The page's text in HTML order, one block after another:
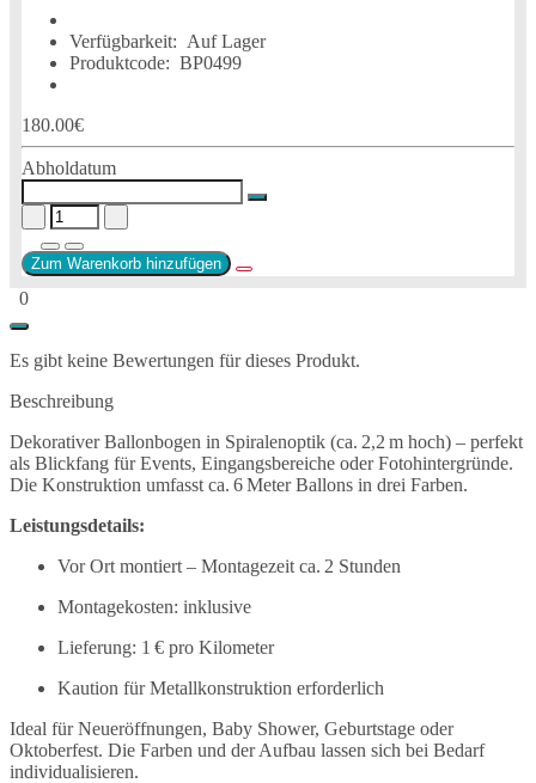
Verfügbarkeit: Auf Lager
Produktcode: BP0499
180.00€
Abholdatum
Zum Warenkorb hinzufügen
0
Es gibt keine Bewertungen für dieses Produkt.
Beschreibung
Dekorativer Ballonbogen in Spiralenoptik (ca. 2,2 m hoch) – perfekt
als Blickfang für Events, Eingangsbereiche oder Fotohintergründe.
Die Konstruktion umfasst ca. 6 Meter Ballons in drei Farben.
Leistungsdetails:
Vor Ort montiert – Montagezeit ca. 2 Stunden
Montagekosten: inklusive
Lieferung: 1 € pro Kilometer
Kaution für Metallkonstruktion erforderlich
Ideal für Neueröffnungen, Baby Shower, Geburtstage oder
Oktoberfest. Die Farben und der Aufbau lassen sich bei Bedarf
individualisieren.